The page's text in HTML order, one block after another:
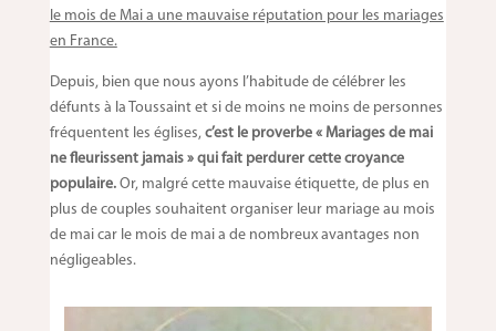
le mois de Mai a une mauvaise réputation pour les mariages
en France.
Depuis, bien que nous ayons l’habitude de célébrer les
défunts à la Toussaint et si de moins ne moins de personnes
fréquentent les églises, c’est le proverbe « Mariages de mai
ne fleurissent jamais » qui fait perdurer cette croyance
populaire.Or, malgré cette mauvaise étiquette, de plus en
plus de couples souhaitent organiser leur mariage au mois
de mai car le mois de mai a de nombreux avantages non
négligeables.